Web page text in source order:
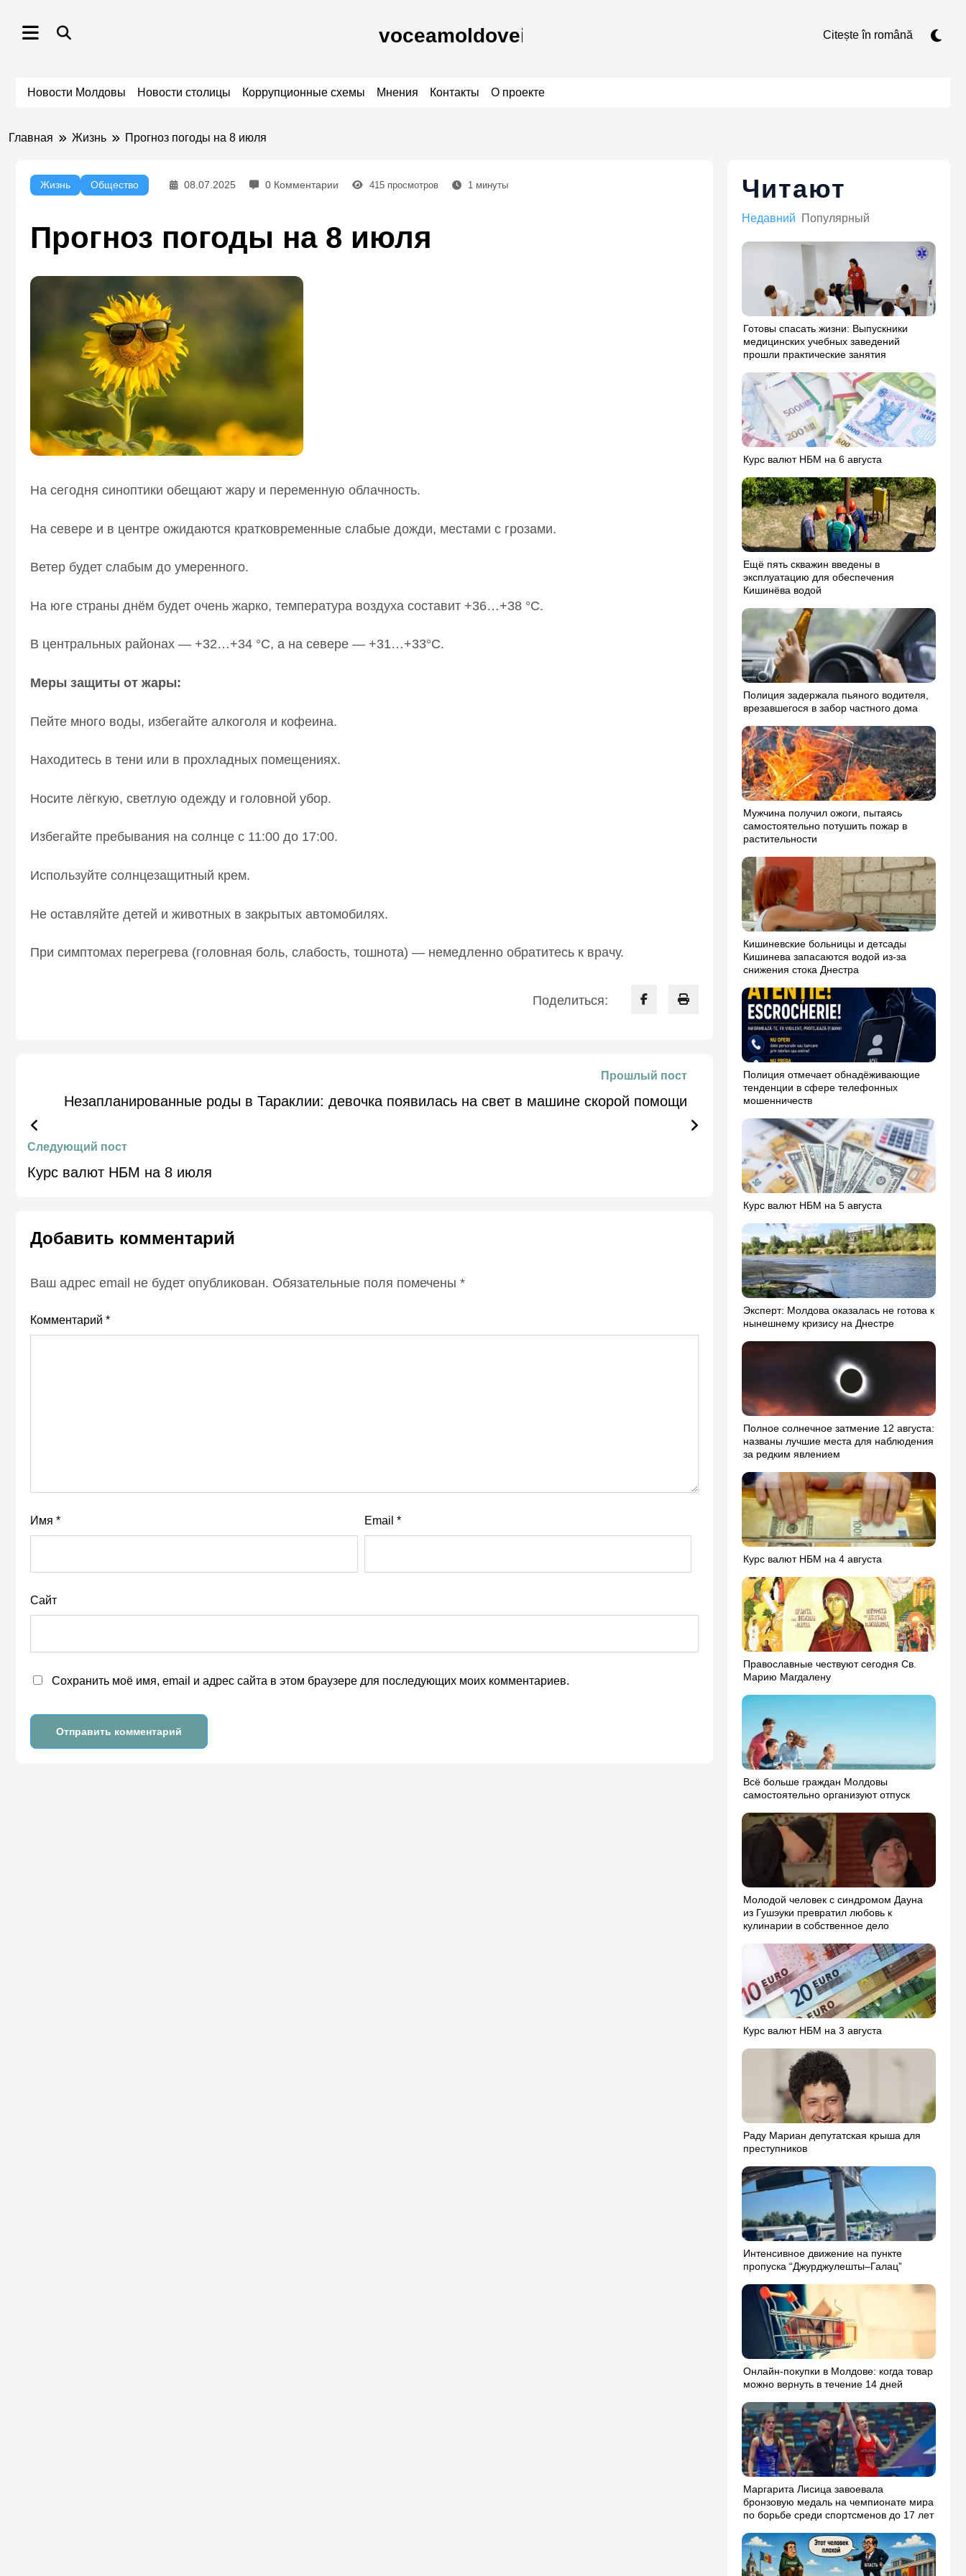
содержимому
Citește în română
Новости Молдовы Новости столицы Коррупционные схемы Мнения Контакты О проекте
Главная Жизнь Прогноз погоды на 8 июля
Жизнь Общество 08.07.2025 0 Комментарии 415 просмотров 1 минуты
Прогноз погоды на 8 июля
На сегодня синоптики обещают жару и переменную облачность.
На севере и в центре ожидаются кратковременные слабые дожди, местами с грозами.
Ветер будет слабым до умеренного.
На юге страны днём будет очень жарко, температура воздуха составит +36…+38 °C.
В центральных районах — +32…+34 °C, а на севере — +31…+33°C.
Меры защиты от жары:
Пейте много воды, избегайте алкоголя и кофеина.
Находитесь в тени или в прохладных помещениях.
Носите лёгкую, светлую одежду и головной убор.
Избегайте пребывания на солнце с 11:00 до 17:00.
Используйте солнцезащитный крем.
Не оставляйте детей и животных в закрытых автомобилях.
При симптомах перегрева (головная боль, слабость, тошнота) — немедленно обратитесь к врачу.
Поделиться:
Прошлый пост
Незапланированные роды в Тараклии: девочка появилась на свет в машине скорой помощи
Следующий пост
Курс валют НБМ на 8 июля
Добавить комментарий
Ваш адрес email не будет опубликован. Обязательные поля помечены *
Комментарий *
Имя * Email *
Сайт
Сохранить моё имя, email и адрес сайта в этом браузере для последующих моих комментариев.
Читают
Недавний Популярный
Готовы спасать жизни: Выпускники
медицинских учебных заведений
прошли практические занятия
Курс валют НБМ на 6 августа
Ещё пять скважин введены в
эксплуатацию для обеспечения
Кишинёва водой
Полиция задержала пьяного водителя,
врезавшегося в забор частного дома
Мужчина получил ожоги, пытаясь
самостоятельно потушить пожар в
растительности
Кишиневские больницы и детсады
Кишинева запасаются водой из-за
снижения стока Днестра
Полиция отмечает обнадёживающие
тенденции в сфере телефонных
мошенничеств
Курс валют НБМ на 5 августа
Эксперт: Молдова оказалась не готова к
нынешнему кризису на Днестре
Полное солнечное затмение 12 августа:
названы лучшие места для наблюдения
за редким явлением
Курс валют НБМ на 4 августа
Православные чествуют сегодня Св.
Марию Магдалену
Всё больше граждан Молдовы
самостоятельно организуют отпуск
Молодой человек с синдромом Дауна
из Гушэуки превратил любовь к
кулинарии в собственное дело
Курс валют НБМ на 3 августа
Раду Мариан депутатская крыша для
преступников
Интенсивное движение на пункте
пропуска “Джурджулешты–Галац”
Онлайн-покупки в Молдове: когда товар
можно вернуть в течение 14 дней
Маргарита Лисица завоевала
бронзовую медаль на чемпионате мира
по борьбе среди спортсменов до 17 лет